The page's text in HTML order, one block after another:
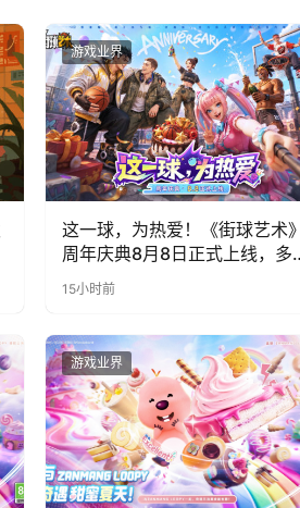
游戏业界
这一球，为热爱！《街球艺术
周年庆典8月8日正式上线，多
福利与全新内容同步开启
15小时前
游戏业界